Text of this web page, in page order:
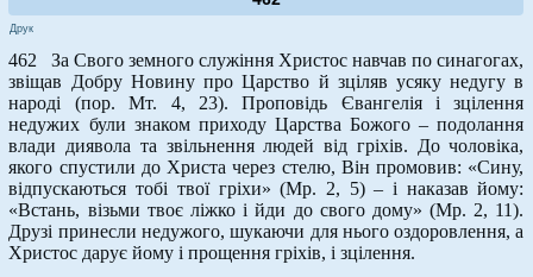
Друк
462 За Свого земного служіння Христос навчав по синагогах,
звіщав Добру Новину про Царство й зціляв усяку недугу в
народі (пор. Мт. 4, 23). Проповідь Євангелія і зцілення
недужих були знаком приходу Царства Божого – подолання
влади диявола та звільнення людей від гріхів. До чоловіка,
якого спустили до Христа через стелю, Він промовив: «Сину,
відпускаються тобі твої гріхи» (Мр. 2, 5) – і наказав йому:
«Встань, візьми твоє ліжко і йди до свого дому» (Мр. 2, 11).
Друзі принесли недужого, шукаючи для нього оздоровлення, а
Христос дарує йому і прощення гріхів, і зцілення.